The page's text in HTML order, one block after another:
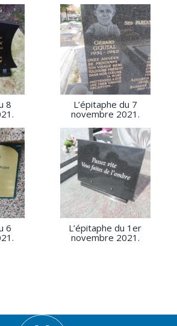
8
L’épitaphe du 7
novembre 2021.
6
L’épitaphe du 1er
novembre 2021.